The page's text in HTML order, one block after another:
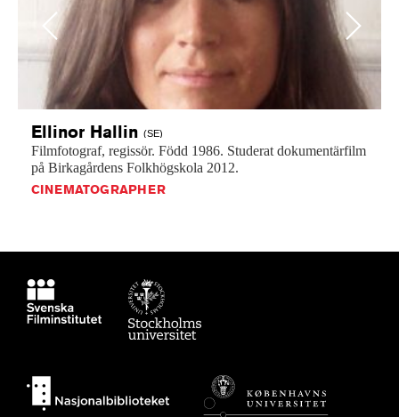
Previous
Ellinor Hallin (SE)
Filmfotograf, regissör. Född 1986. Studerat dokumentärfilm
på Birkagårdens Folkhögskola 2012.
CINEMATOGRAPHER
Next